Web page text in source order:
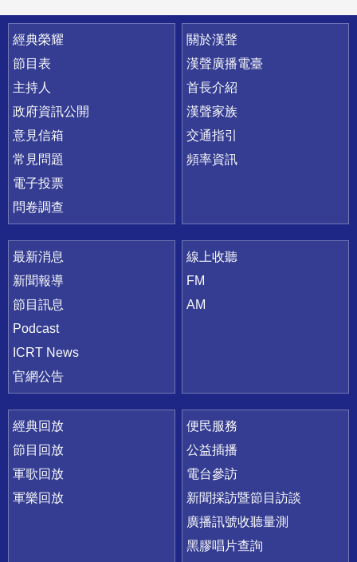
快速連結
經典榮耀
節目表
主持人
政府資訊公開
意見信箱
常見問題
電子投票
問卷調查
關於漢聲
漢聲廣播電臺
首長介紹
漢聲家族
交通指引
頻率資訊
最新消息
新聞報導
節目訊息
Podcast
ICRT News
官網公告
線上收聽
FM
AM
經典回放
節目回放
軍歌回放
軍樂回放
便民服務
公益插播
電台參訪
新聞採訪暨節目訪談
廣播訊號收聽量測
黑膠唱片查詢